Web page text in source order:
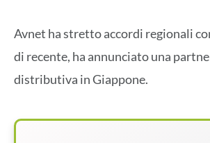
Avnet ha stretto accordi regionali
di recente, ha annunciato una
distributiva in Giappone.